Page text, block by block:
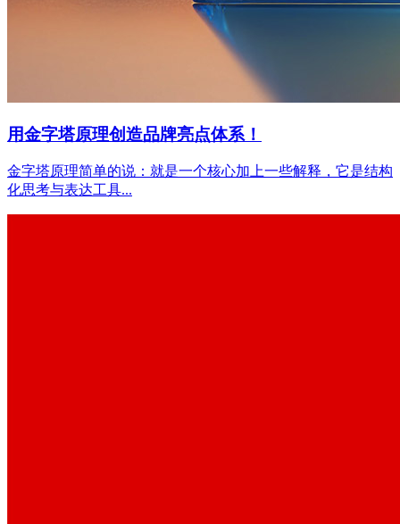
用金字塔原理创造品牌亮点体系！
金字塔原理简单的说：就是一个核心加上一些解释，它是结构
化思考与表达工具...